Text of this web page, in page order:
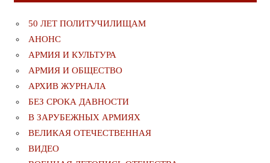
50 ЛЕТ ПОЛИТУЧИЛИЩАМ
АНОНС
АРМИЯ И КУЛЬТУРА
АРМИЯ И ОБЩЕСТВО
АРХИВ ЖУРНАЛА
БЕЗ СРОКА ДАВНОСТИ
В ЗАРУБЕЖНЫХ АРМИЯХ
ВЕЛИКАЯ ОТЕЧЕСТВЕННАЯ
ВИДЕО